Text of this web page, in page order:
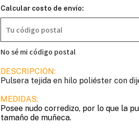
Calcular costo de envío:
No sé mi código postal
DESCRIPCIÓN:
Pulsera tejida en hilo poliéster con
MEDIDAS:
Posee nudo corredizo, por lo que la
tamaño de muñeca.